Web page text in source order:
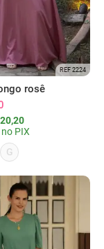
REF 2224
rosê
no PIX
G